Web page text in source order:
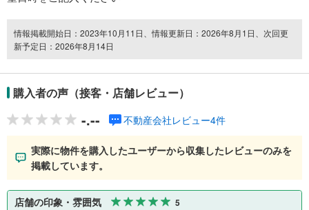
情報掲載開始日：2023年10月11日、情報更新日：2026年8月1日、次回更
新予定日：2026年8月14日
購入者の声（接客・店舗レビュー）
-.-- 不動産会社レビュー4件
実際に物件を購入したユーザーから収集したレビューのみを
掲載しています。
店舗の印象・雰囲気 5